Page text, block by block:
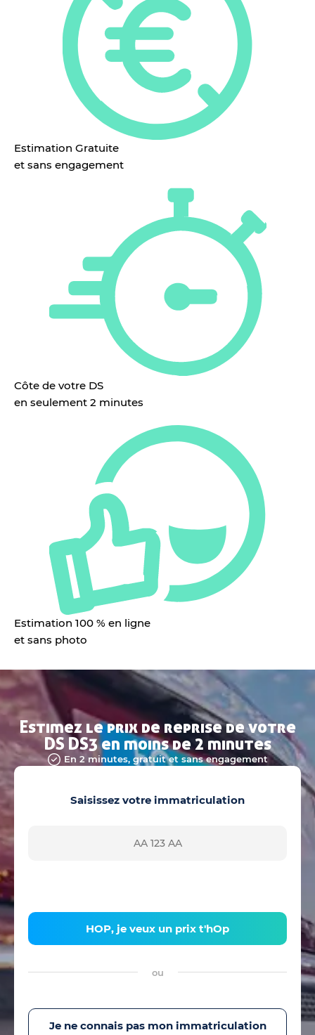
Estimation Gratuite
et sans engagement
Côte de votre DS
en seulement 2 minutes
Estimation 100 % en ligne
et sans photo
Estimez le prix de reprise de votre
DS DS3 en moins de 2 minutes
En 2 minutes, gratuit et sans engagement
Saisissez votre immatriculation
HOP, je veux un prix t'hOp
ou
Je ne connais pas mon immatriculation